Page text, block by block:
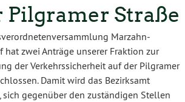
Straße
Marzahn-
hat zwei Anträge unserer Fraktion zur
der Verkehrssicherheit auf der Pilgramer
Damit wird das Bezirksamt
sich gegenüber den zuständigen Stellen